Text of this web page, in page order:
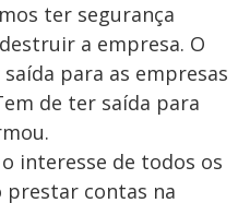
ter segurança
a empresa. O
para as empresas
de ter saída para
interesse de todos os
contas na